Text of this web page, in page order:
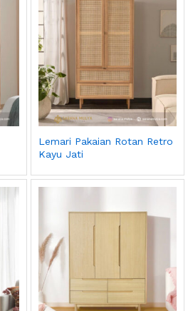
Lemari Pakaian Rotan Retro
Kayu Jati